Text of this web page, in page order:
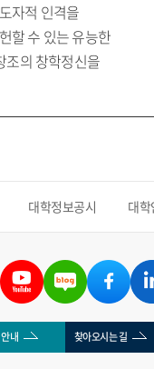
자적 인격을
할 수 있는 유능한
조의 창학정신을
대학정보공시 대
내 찾아오시는 길